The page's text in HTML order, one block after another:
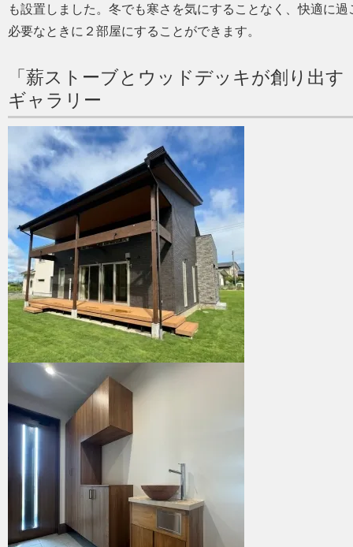
も設置しました。冬でも寒さを気にすることなく、快適に
必要なときに２部屋にすることができます。
「薪ストーブとウッドデッキが創り出
ギャラリー